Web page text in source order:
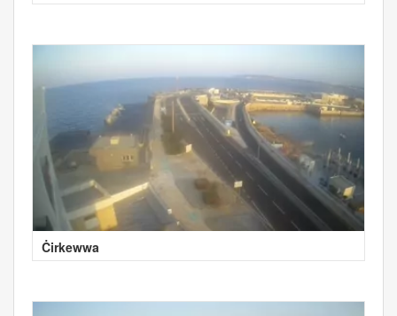
Ċirkewwa